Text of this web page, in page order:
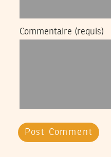
Commentaire (requis)